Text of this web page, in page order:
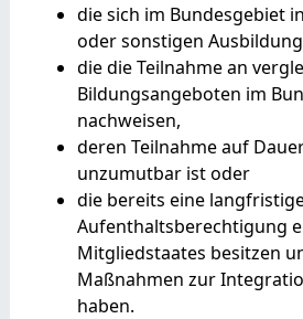
die sich im Bundesgebiet
oder sonstigen
die die Teilnahme an
Bildungsangeboten im
nachweisen,
deren Teilnahme auf
unzumutbar ist oder
die bereits eine
Aufenthaltsberechtigung
Mitgliedstaates besitzen
Maßnahmen zur
haben.